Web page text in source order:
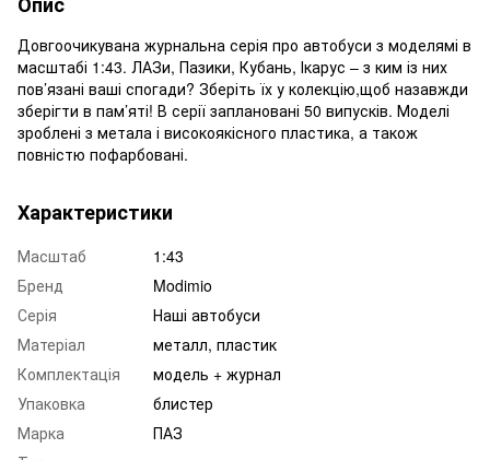
Довгоочикувана журнальна серія про автобуси з моделямі в
масштабі 1:43. ЛАЗи, Пазики, Кубань, Ікарус – з ким із них
пов’язані ваші спогади? Зберіть їх у колекцію,щоб назавжди
зберігти в пам’яті! В серії заплановані 50 випусків. Моделі
зроблені з метала і високоякісного пластика, а також
повністю пофарбовані.
Характеристики
Масштаб
1:43
Бренд
Modimio
Серія
Наші автобуси
Матеріал
металл, пластик
Комплектація
модель + журнал
Упаковка
блистер
Марка
ПАЗ